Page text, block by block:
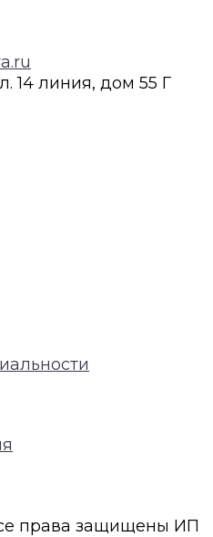
14 линия, дом 55 Г
права защищены ИП